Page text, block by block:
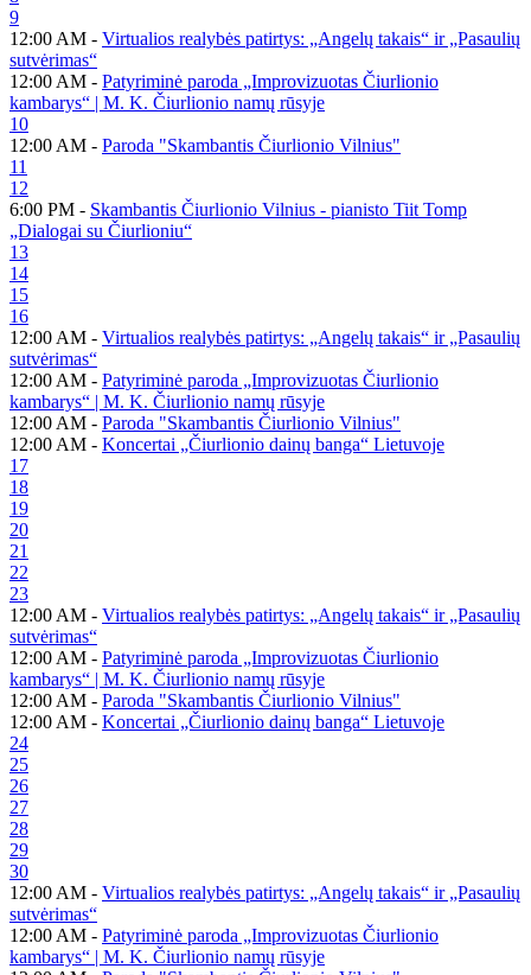
9
12:00 AM - Virtualios realybės patirtys: „Angelų takais“ ir „Pasaulių
sutvėrimas“
12:00 AM - Patyriminė paroda „Improvizuotas Čiurlionio
kambarys“ | M. K. Čiurlionio namų rūsyje
10
12:00 AM - Paroda "Skambantis Čiurlionio Vilnius"
11
12
6:00 PM - Skambantis Čiurlionio Vilnius - pianisto Tiit Tomp
„Dialogai su Čiurlioniu“
13
14
15
16
12:00 AM - Virtualios realybės patirtys: „Angelų takais“ ir „Pasaulių
sutvėrimas“
12:00 AM - Patyriminė paroda „Improvizuotas Čiurlionio
kambarys“ | M. K. Čiurlionio namų rūsyje
12:00 AM - Paroda "Skambantis Čiurlionio Vilnius"
12:00 AM - Koncertai „Čiurlionio dainų banga“ Lietuvoje
17
18
19
20
21
22
23
12:00 AM - Virtualios realybės patirtys: „Angelų takais“ ir „Pasaulių
sutvėrimas“
12:00 AM - Patyriminė paroda „Improvizuotas Čiurlionio
kambarys“ | M. K. Čiurlionio namų rūsyje
12:00 AM - Paroda "Skambantis Čiurlionio Vilnius"
12:00 AM - Koncertai „Čiurlionio dainų banga“ Lietuvoje
24
25
26
27
28
29
30
12:00 AM - Virtualios realybės patirtys: „Angelų takais“ ir „Pasaulių
sutvėrimas“
12:00 AM - Patyriminė paroda „Improvizuotas Čiurlionio
kambarys“ | M. K. Čiurlionio namų rūsyje